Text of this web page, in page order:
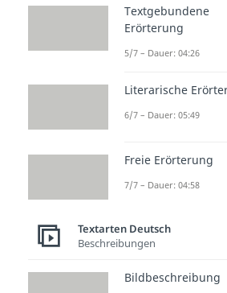
Klasse 7
Was ist
zur
drei gängigen
Textgebundene
Erörterung
5/7 – Dauer: 04:26
Literarische
6/7 – Dauer: 05:49
Freie Erörterung
7/7 – Dauer: 04:58
Textarten Deutsch
Beschreibungen
Bildbeschreibung